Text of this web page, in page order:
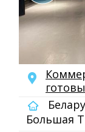
Большая